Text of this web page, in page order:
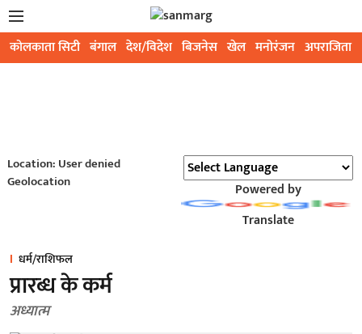
कोलकाता सिटी बंगाल देश/विदेश बिजनेस खेल मनोरंजन अपराजिता
Location: User denied
Geolocation
Powered by
Translate
धर्म/राशिफल
प्रारब्ध के कर्म
अध्यात्म